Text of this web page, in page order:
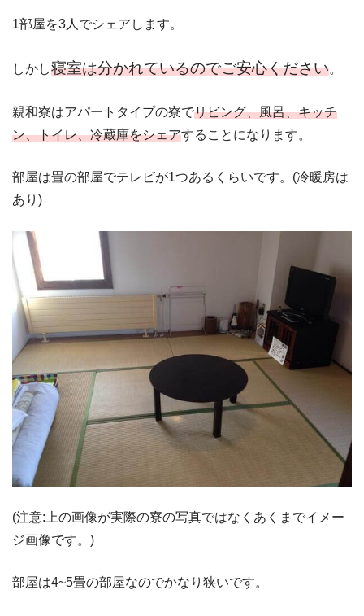
1部屋を3人でシェアします。
しかし寝室は分かれているのでご安心ください。
親和寮はアパートタイプの寮でリビング、風呂、キッチ
ン、トイレ、冷蔵庫をシェアすることになります。
部屋は畳の部屋でテレビが1つあるくらいです。(冷暖房は
あり)
(注意:上の画像が実際の寮の写真ではなくあくまでイメー
ジ画像です。)
部屋は4~5畳の部屋なのでかなり狭いです。